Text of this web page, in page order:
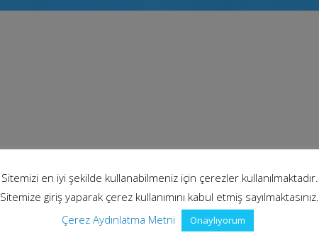
Sitemizi en iyi şekilde kullanabilmeniz için çerezler kullanılmaktadır.
Sitemize giriş yaparak çerez kullanımını kabul etmiş sayılmaktasınız.
Çerez Aydınlatma Metni
Onaylıyorum